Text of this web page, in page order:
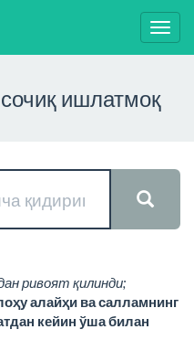
ишлатмоқ
ривоят қилинди;
алайҳи ва салламнинг
кейин ўша билан